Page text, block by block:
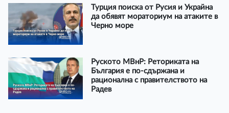
Турция поиска от Русия и Украйна
да обявят мораториум на атаките в
Черно море
Руското МВнР: Реториката на
България е по-сдържана и
рационална с правителството на
Радев